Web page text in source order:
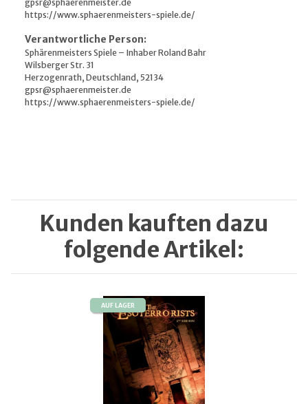
gpsr@sphaerenmeister.de
https://www.sphaerenmeisters-spiele.de/
Verantwortliche Person:
Sphärenmeisters Spiele – Inhaber Roland Bahr
Wilsberger Str. 31
Herzogenrath, Deutschland, 52134
gpsr@sphaerenmeister.de
https://www.sphaerenmeisters-spiele.de/
Kunden kauften dazu
folgende Artikel:
AUF LAGER